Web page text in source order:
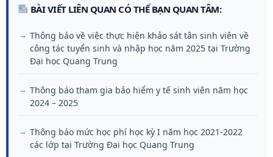
BÀI VIẾT LIÊN QUAN CÓ THỂ BẠN QUAN TÂM:
Thông báo về việc thực hiện khảo sát tân sinh viên về
công tác tuyển sinh và nhập học năm 2025 tại Trường
Đại học Quang Trung
Thông báo tham gia bảo hiểm y tế sinh viên năm học
2024 – 2025
Thông báo mức học phí học kỳ I năm học 2021-2022
các lớp tại Trường Đại học Quang Trung